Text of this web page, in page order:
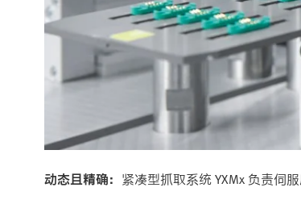
动态且精确： 紧凑型抓取系统 YXMx 负责伺